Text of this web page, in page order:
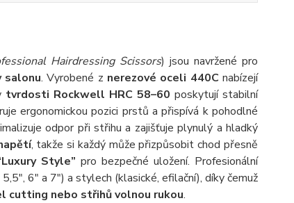
Hairdressing Scissors) jsou navržené pro
salonu. Vyrobené z nerezové oceli 440C nabízejí
tvrdosti Rockwell HRC 58–60 poskytují stabilní
ergonomickou pozici prstů a přispívá k pohodlné
odpor při střihu a zajišťuje plynulý a hladký
, takže si každý může přizpůsobit chod přesně
Style” pro bezpečné uložení. Profesionální
6" a 7") a stylech (klasické, efilační), díky čemuž
cutting nebo střihů volnou rukou.